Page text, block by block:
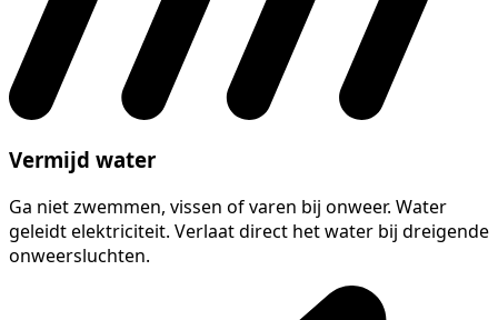
Vermijd water
Ga niet zwemmen, vissen of varen bij onweer. Water
geleidt elektriciteit. Verlaat direct het water bij dreigende
onweersluchten.